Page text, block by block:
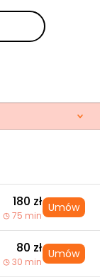
180 zł
75 min
Umów
80 zł
30 min
Umów